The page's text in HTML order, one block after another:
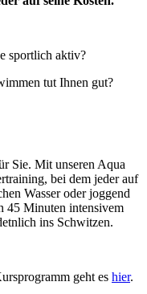
sportlich aktiv?
tut Ihnen gut?
Sie. Mit unseren Aqua
bei dem jeder auf
Wasser oder joggend
45 Minuten intensivem
ins Schwitzen.
geht es hier.